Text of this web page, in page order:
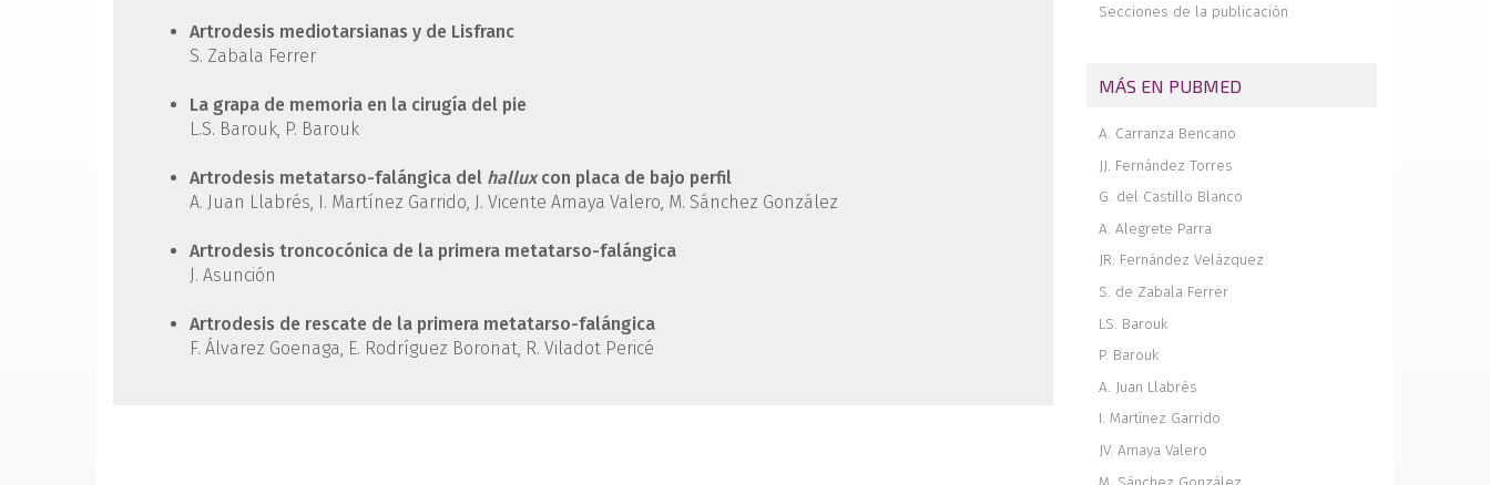
Artrodesis mediotarsianas y de Lisfranc
S. Zabala Ferrer
La grapa de memoria en la cirugía del pie
L.S. Barouk, P. Barouk
Artrodesis metatarso-falángica del halluxcon placa de bajo perfil
A. Juan Llabrés, I. Martínez Garrido, J. Vicente Amaya Valero, M. Sánchez González
Artrodesis troncocónica de la primera metatarso-falángica
J. Asunción
Artrodesis de rescate de la primera metatarso-falángica
F. Álvarez Goenaga, E. Rodríguez Boronat, R. Viladot Pericé
Secciones de la publicación
MÁS EN PUBMED
A. Carranza Bencano
JJ. Fernández Torres
G. del Castillo Blanco
A. Alegrete Parra
JR. Fernández Velázquez
S. de Zabala Ferrer
LS. Barouk
P. Barouk
A. Juan Llabrés
I. Martínez Garrido
JV. Amaya Valero